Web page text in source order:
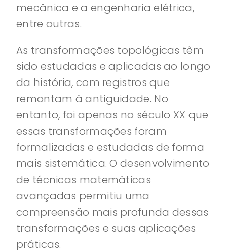
mecânica e a engenharia elétrica,
entre outras.
As transformações topológicas têm
sido estudadas e aplicadas ao longo
da história, com registros que
remontam à antiguidade. No
entanto, foi apenas no século XX que
essas transformações foram
formalizadas e estudadas de forma
mais sistemática. O desenvolvimento
de técnicas matemáticas
avançadas permitiu uma
compreensão mais profunda dessas
transformações e suas aplicações
práticas.